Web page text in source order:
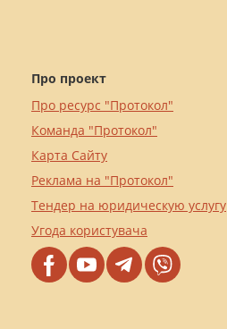
Про проект
Про ресурс "Протокол"
Команда "Протокол"
Карта Сайту
Реклама на "Протокол"
Тендер на юридическую услугу
Угода користувача